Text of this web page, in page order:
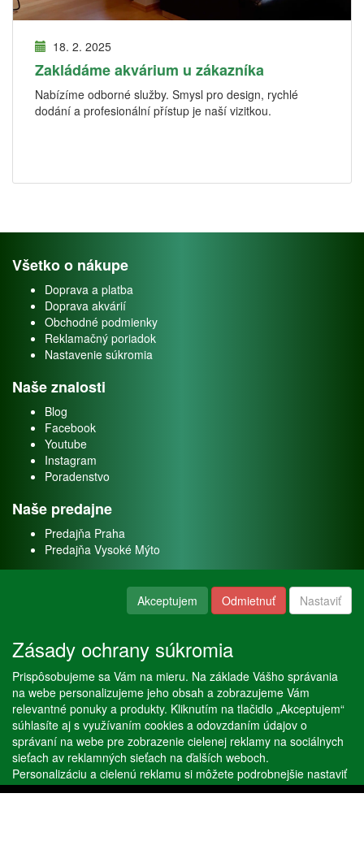
18. 2. 2025
Zakládáme akvárium u zákazníka
Nabízíme odborné služby. Smysl pro design, rychlé
dodání a profesionální přístup je naší vizitkou.
Všetko o nákupe
Doprava a platba
Doprava akvárií
Obchodné podmienky
Reklamačný poriadok
Nastavenie súkromia
Naše znalosti
Blog
Facebook
Youtube
Instagram
Poradenstvo
Naše predajne
Predajňa Praha
Predajňa Vysoké Mýto
Naše služby
Servis
Predaj akváriových rýb
Predaj akváriových rastlín
Copyright © Stöckl spol. s r. o. 2020, powered byABRA E-shop
Akceptujem Odmietnuť Nastaviť
Zásady ochrany súkromia
Prispôsobujeme sa Vám na mieru. Na základe Vášho správania
na webe personalizujeme jeho obsah a zobrazujeme Vám
relevantné ponuky a produkty. Kliknutím na tlačidlo „Akceptujem“
súhlasíte aj s využívaním cookies a odovzdaním údajov o
správaní na webe pre zobrazenie cielenej reklamy na sociálnych
sieťach av reklamných sieťach na ďalších weboch.
Personalizáciu a cielenú reklamu si môžete podrobnejšie nastaviť
alebo kedykoľvek vypnúť po kliknutí na tlačidlo „Nastaviť“.